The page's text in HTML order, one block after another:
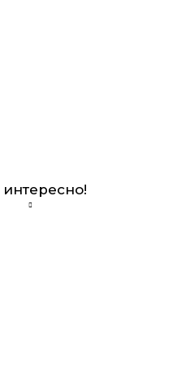
интересно!